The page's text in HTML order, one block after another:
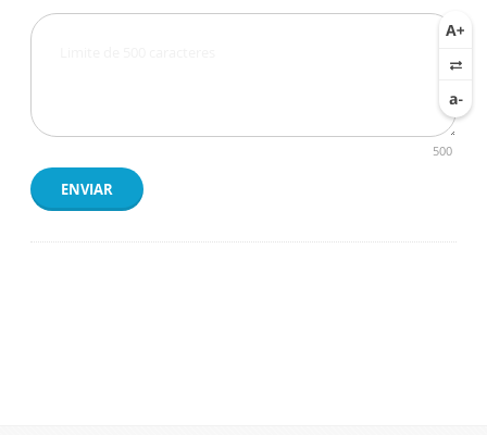
500
ENVIAR